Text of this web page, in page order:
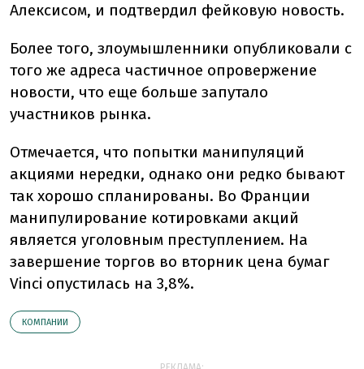
Алексисом, и подтвердил фейковую новость.
Более того, злоумышленники опубликовали с
того же адреса частичное опровержение
новости, что еще больше запутало
участников рынка.
Отмечается, что попытки манипуляций
акциями нередки, однако они редко бывают
так хорошо спланированы. Во Франции
манипулирование котировками акций
является уголовным преступлением. На
завершение торгов во вторник цена бумаг
Vinci опустилась на 3,8%.
КОМПАНИИ